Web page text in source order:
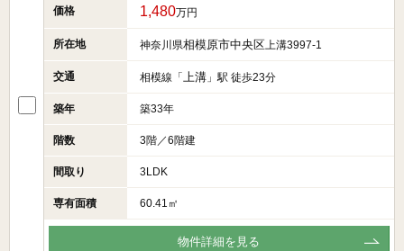
価格 1,480万円
所在地 神奈川県相模原市中央区上溝3997-1
交通 相模線「 上溝 」駅 徒歩23分
築年 築33年
階数 3階／6階建
間取り 3LDK
専有面積 60.41㎡
物件詳細を見る